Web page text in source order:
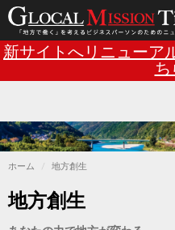
メ
イ
ン
に
移
動
Main
新サイトへリニューア
ち
ホーム 地方創生
地方創生